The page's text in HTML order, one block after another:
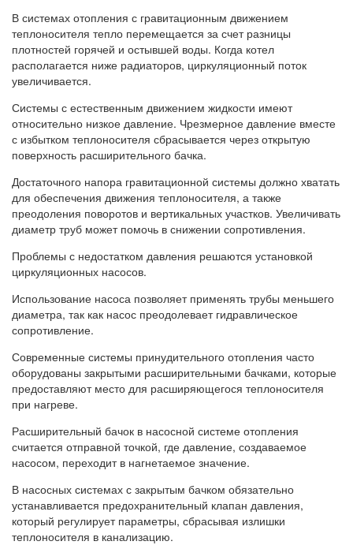
В системах отопления с гравитационным движением
теплоносителя тепло перемещается за счет разницы
плотностей горячей и остывшей воды. Когда котел
располагается ниже радиаторов, циркуляционный поток
увеличивается.
Системы с естественным движением жидкости имеют
относительно низкое давление. Чрезмерное давление вместе
с избытком теплоносителя сбрасывается через открытую
поверхность расширительного бачка.
Достаточного напора гравитационной системы должно хватать
для обеспечения движения теплоносителя, а также
преодоления поворотов и вертикальных участков. Увеличивать
диаметр труб может помочь в снижении сопротивления.
Проблемы с недостатком давления решаются установкой
циркуляционных насосов.
Использование насоса позволяет применять трубы меньшего
диаметра, так как насос преодолевает гидравлическое
сопротивление.
Современные системы принудительного отопления часто
оборудованы закрытыми расширительными бачками, которые
предоставляют место для расширяющегося теплоносителя
при нагреве.
Расширительный бачок в насосной системе отопления
считается отправной точкой, где давление, создаваемое
насосом, переходит в нагнетаемое значение.
В насосных системах с закрытым бачком обязательно
устанавливается предохранительный клапан давления,
который регулирует параметры, сбрасывая излишки
теплоносителя в канализацию.